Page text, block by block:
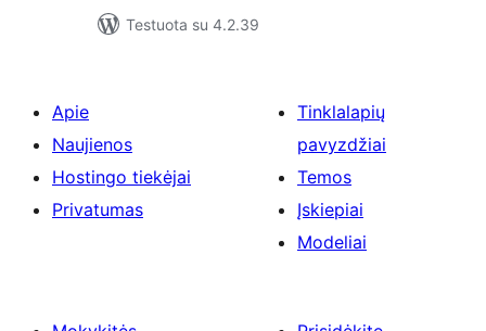
Testuota su 4.2.39
Apie
Naujienos
Hostingo tiekėjai
Privatumas
Tinklalapių
pavyzdžiai
Temos
Įskiepiai
Modeliai